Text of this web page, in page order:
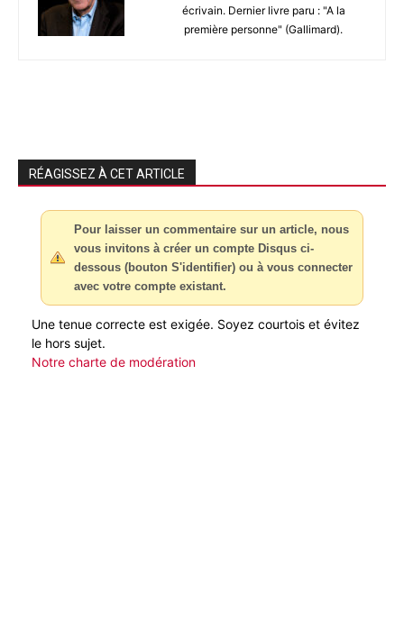
écrivain. Dernier livre paru : "A la
première personne" (Gallimard).
RÉAGISSEZ À CET ARTICLE
Pour laisser un commentaire sur un article, nous
vous invitons à créer un compte Disqus ci-
dessous (bouton S'identifier) ou à vous connecter
avec votre compte existant.
Une tenue correcte est exigée. Soyez courtois et évitez
le hors sujet.
Notre charte de modération